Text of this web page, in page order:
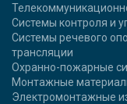
Системы контроля и
Системы речевого
трансляции
Охранно-пожарные
Монтажные
Электромонтажные